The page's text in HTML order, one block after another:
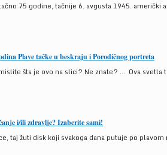
75 godine, tačnije 6. avgusta 1945.
Plave tačke u beskraju i Porodičnog portreta
šta je ovo na slici? Ne znate? … Ova svetla
i/ili zdravlje? Izaberite sami!
taj žuti disk koji svakoga dana putuje po